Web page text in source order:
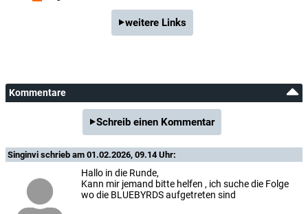
weitere Links
Kommentare
Schreib einen Kommentar
Singinvi schrieb am 01.02.2026, 09.14 Uhr:
Hallo in die Runde,
Kann mir jemand bitte helfen , ich suche die Folge
wo die BLUEBYRDS aufgetreten sind